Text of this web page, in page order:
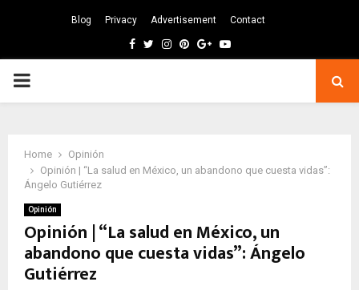
Blog Privacy Advertisement Contact
Facebook
TwitterInstagram
Pinterest
GoogleYoutube
PRIMARY
Home
Opinión
Opinión | “La salud en México, un abandono que cuesta vidas”:
Ángelo Gutiérrez
Opinión
Opinión | “La salud en México, un
abandono que cuesta vidas”: Ángelo
Gutiérrez